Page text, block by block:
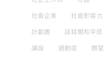
社會企業 社會影響力
計劃書 諾貝爾和平獎
講座 過動症 麒望